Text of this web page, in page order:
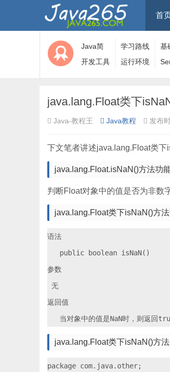
首
Java简
介
学习路线
基
开发工具
运行环境
java.lang.Float类下
Java-教程王 Java教程 发布
下文笔者讲述java.lang.Float类
java.lang.Float.isNaN()方法功
判断Float对象中的值是否为非数
java.lang.Float类下isNaN()方
语法
   public boolean isNaN()
参数
无
返回值
java.lang.Float类下isNaN()方
package com.java.other;